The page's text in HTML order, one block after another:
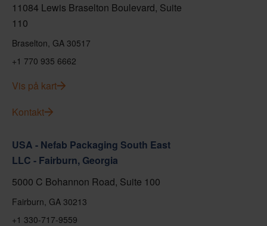
11084 Lewis Braselton Boulevard, Suite
110
Braselton, GA 30517
+1 770 935 6662
Vis på kart
Kontakt
USA - Nefab Packaging South East
LLC - Fairburn, Georgia
5000 C Bohannon Road, Suite 100
Fairburn, GA 30213
+1 330-717-9559